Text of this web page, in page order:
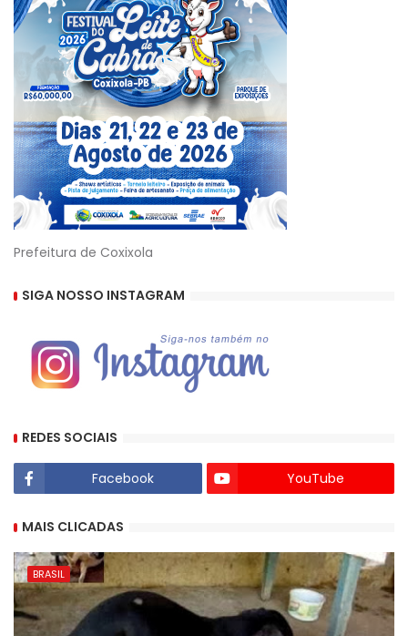
Prefeitura de Coxixola
SIGA NOSSO INSTAGRAM
REDES SOCIAIS
Facebook YouTube
MAIS CLICADAS
BRASIL